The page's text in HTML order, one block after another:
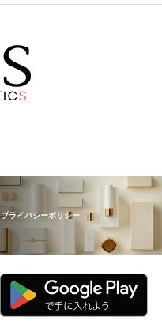
プライバシーポリシー